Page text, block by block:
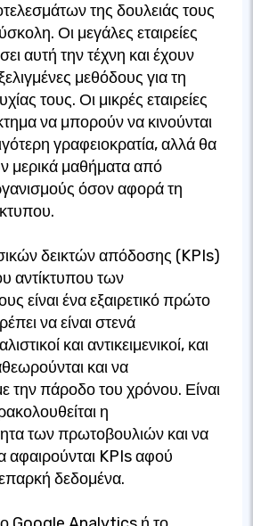
της δουλειάς τους
Οι μεγάλες εταιρείες
αυτή την τέχνη και έχουν
μεθόδους για τη
τους. Οι μικρές εταιρείες
να μπορούν να κινούνται
γραφειοκρατία, αλλά θα
μερικά μαθήματα από
όσον αφορά τη
δεικτών απόδοσης (KPIs)
αντίκτυπου των
είναι ένα εξαιρετικό πρώτο
να είναι στενά
και αντικειμενικοί, και
και να
την πάροδο του χρόνου. Είναι
η
των πρωτοβουλιών και να
αφαιρούνται KPIs αφού
δεδομένα.